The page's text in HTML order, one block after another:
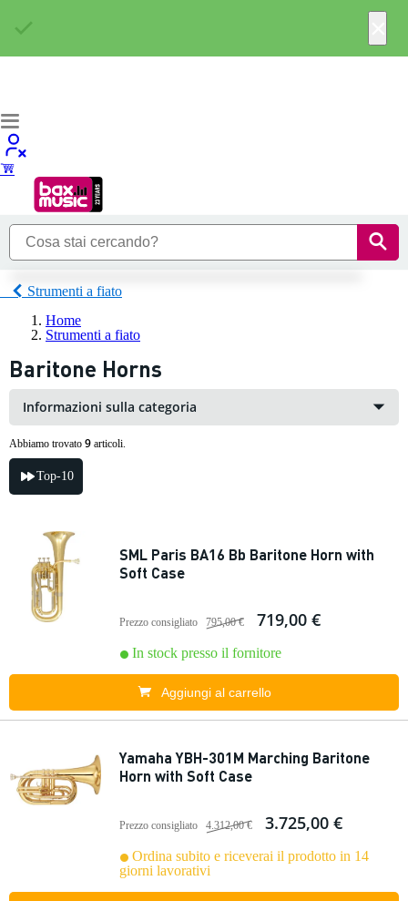
Strumenti a fiato
Home
Strumenti a fiato
Baritone Horns
Informazioni sulla categoria
Abbiamo trovato 9 articoli.
Top-10
SML Paris BA16 Bb Baritone Horn with
Soft Case
Prezzo consigliato 795,00 € 719,00 €
In stock presso il fornitore
Aggiungi al carrello
Yamaha YBH-301M Marching Baritone
Horn with Soft Case
Prezzo consigliato 4.312,00 € 3.725,00 €
Ordina subito e riceverai il prodotto in 14
giorni lavorativi